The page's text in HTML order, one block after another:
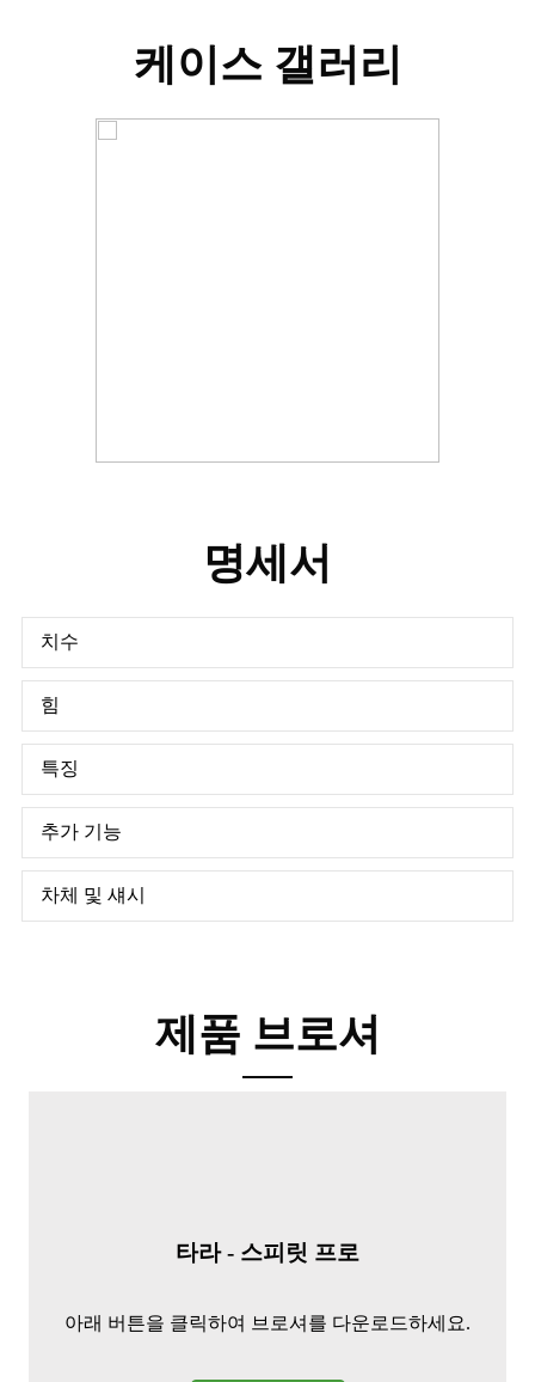
케이스 갤러리
명세서
치수
힘
특징
추가 기능
차체 및 섀시
제품 브로셔
타라 - 스피릿 프로
아래 버튼을 클릭하여 브로셔를 다운로드하세요.